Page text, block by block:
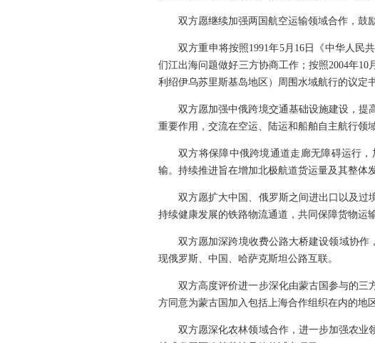
双方愿继续加强两国航空运输领域合作，鼓
双方重申将按照1991年5月16日《中华人民
们江出海问题做好三方协商工作；按照2004年
利绍伊乌苏里斯基岛地区）周围水域航行的议定
双方愿加强中俄跨境交通基础设施建设，提
重要作用，交流在空运、陆运和船舶自主航行领
双方将保障中俄跨境通道走廊无障碍运行
输。持续推进旨在增加北极航道货运量及其整体
双方愿扩大中国、俄罗斯之间进出口以及过
持续健康发展的铁路物流通道，共同保障货物运
双方愿加深跨境收费公路大桥建设领域协作
现俄罗斯、中国、哈萨克斯坦公路互联。
双方高度评价进一步深化由蒙古国参与的三
方同意为蒙古国加入包括上海合作组织在内的地
双方愿深化农林领域合作，进一步加强农业